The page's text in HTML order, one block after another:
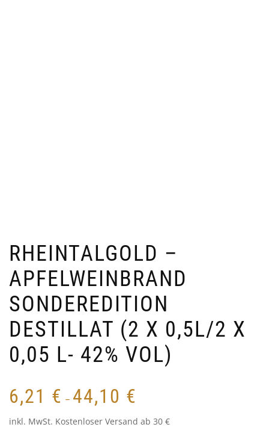
RHEINTALGOLD –
APFELWEINBRAND
SONDEREDITION
DESTILLAT (2 X 0,5L/2 X
0,05 L- 42% VOL)
6,21 € – 44,10 €
inkl. MwSt. Kostenloser Versand ab 30 €